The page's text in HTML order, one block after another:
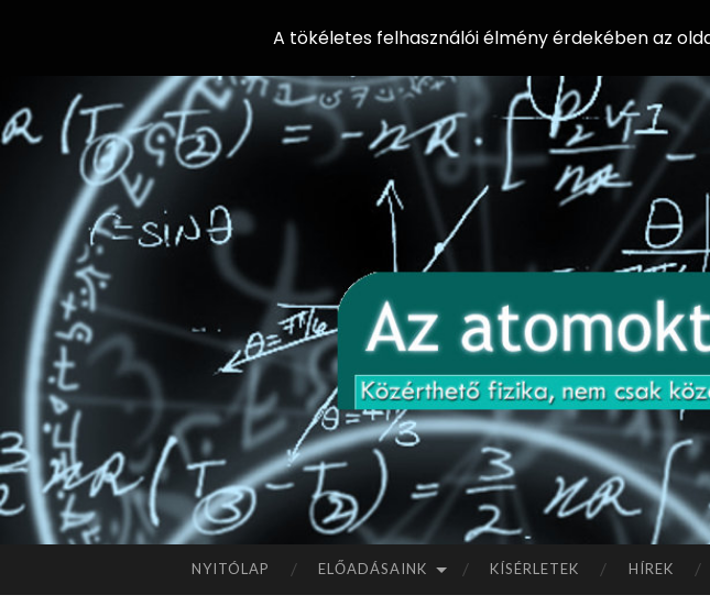
A
NYITÓLAP ELŐADÁSAINK KÍSÉRLETEK HÍREK
A tökéletes felhasználói élmény érdekében az